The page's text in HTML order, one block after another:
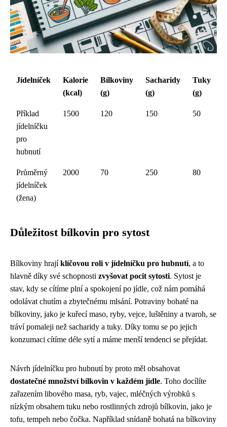
Jídelníček
Kalorie
(kcal)
Bílkoviny
(g)
Sacharidy
(g)
Tuky
(g)
Příklad
jídelníčku
pro
hubnutí
1500 120 150 50
Průměrný
jídelníček
(žena)
2000 70 250 80
Důležitost bílkovin pro sytost
Bílkoviny hrajíklíčovou roli v jídelníčku pro hubnutí, a to
hlavně díky své schopnosti zvyšovat pocit sytosti. Sytost je
stav, kdy se cítíme plní a spokojení po jídle, což nám pomáhá
odolávat chutím a zbytečnému mlsání. Potraviny bohaté na
bílkoviny, jako je kuřecí maso, ryby, vejce, luštěniny a tvaroh, se
tráví pomaleji než sacharidy a tuky. Díky tomu se po jejich
konzumaci cítíme déle sytí a máme menší tendenci se přejídat.
Návrh jídelníčku pro hubnutí by proto měl obsahovat
dostatečné množství bílkovin v každém jídle. Toho docílíte
zařazením libového masa, ryb, vajec, mléčných výrobků s
nízkým obsahem tuku nebo rostlinných zdrojů bílkovin, jako je
tofu, tempeh nebo čočka. Například snídaně bohatá na bílkoviny